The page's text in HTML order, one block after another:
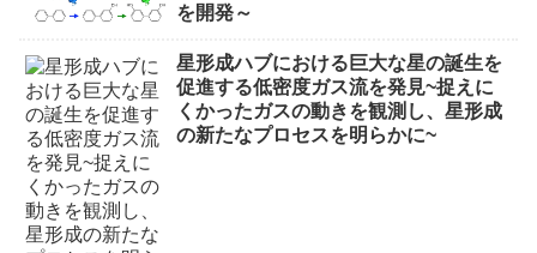
を開発～
星形成ハブにおける巨大な星の誕生を
促進する低密度ガス流を発見~捉えに
くかったガスの動きを観測し、星形成
の新たなプロセスを明らかに~